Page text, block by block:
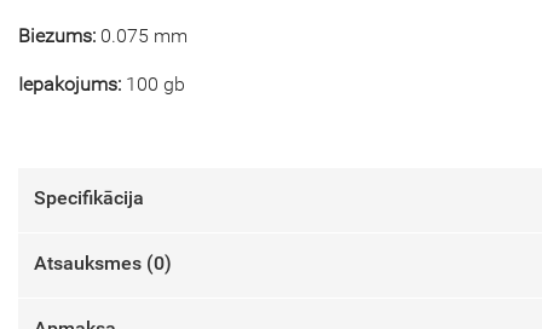
Biezums: 0.075 mm
Iepakojums: 100 gb
Specifikācija
Atsauksmes (0)